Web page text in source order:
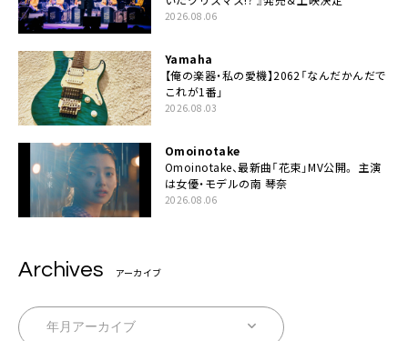
2026.08.06
Yamaha
【俺の楽器・私の愛機】2062「なんだかんだで
これが1番」
2026.08.03
Omoinotake
Omoinotake、最新曲「花束」MV公開。 主演
は女優・モデルの南 琴奈
2026.08.06
Archives アーカイブ